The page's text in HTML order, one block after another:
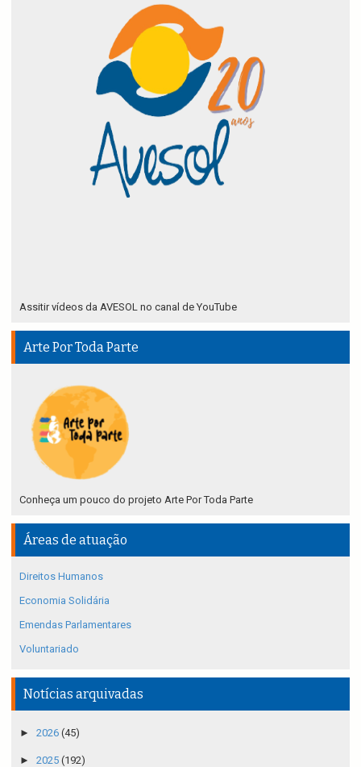
Assitir vídeos da AVESOL no canal de YouTube
Arte Por Toda Parte
Conheça um pouco do projeto Arte Por Toda Parte
Áreas de atuação
Direitos Humanos
Economia Solidária
Emendas Parlamentares
Voluntariado
Notícias arquivadas
► 2026 (45)
► 2025 (192)